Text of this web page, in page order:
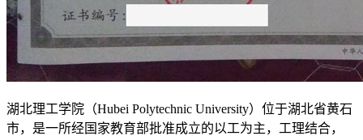
湖北理工学院（Hubei Polytechnic University）位于湖北省黄石
市，是一所经国家教育部批准成立的以工为主，工理结合，